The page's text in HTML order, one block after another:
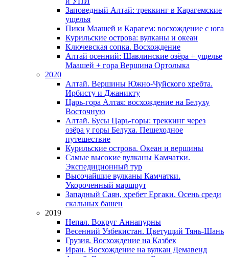
Заповедный Алтай: треккинг в Карагемские
ущелья
Пики Маашей и Карагем: восхождение с юга
Курильские острова: вулканы и океан
Ключевская сопка. Восхождение
Алтай осенний: Шавлинские озёра + ущелье
Маашей + гора Вершина Ортолыка
2020
Алтай. Вершины Южно-Чуйского хребта.
Ирбисту и Джаникту
Царь-гора Алтая: восхождение на Белуху
Восточную
Алтай. Бусы Царь-горы: треккинг через
озёра у горы Белуха. Пешеходное
путешествие
Курильские острова. Океан и вершины
Самые высокие вулканы Камчатки.
Экспедиционный тур
Высочайшие вулканы Камчатки.
Укороченный маршрут
Западный Саян, хребет Ергаки. Осень среди
скальных башен
2019
Непал. Вокруг Аннапурны
Весенний Узбекистан. Цветущий Тянь-Шань
Грузия. Восхождение на Казбек
Иран. Восхождение на вулкан Демавенд